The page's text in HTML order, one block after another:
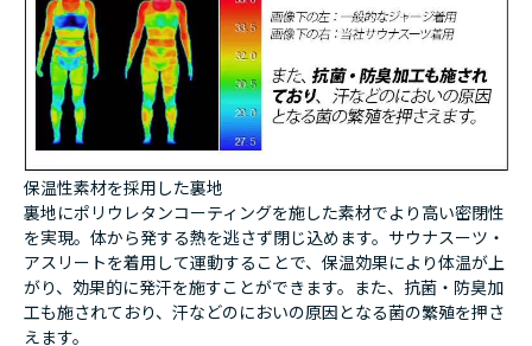
保温性素材を採用した裏地
裏地にポリウレタンコーティングを施した素材でより高い密閉性
を実現。体から発する熱を逃さず閉じ込めます。サウナスーツ・
アスリートを着用して運動することで、保温効果により体温が上
がり、効果的に発汗を施すことができます。また、抗菌・防臭加
工も施されており、汗などのにおいの原因となる菌の繁殖を押さ
えます。